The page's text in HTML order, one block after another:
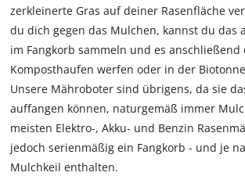
zerkleinerte Gras auf deiner Rasenfläche
du dich gegen das Mulchen, kannst du das
im Fangkorb sammeln und es
Komposthaufen werfen oder in der
Unsere Mähroboter sind übrigens, da sie
auffangen können, naturgemäß immer
meisten Elektro-, Akku- und Benzin
jedoch serienmäßig ein Fangkorb - und je
Mulchkeil enthalten.